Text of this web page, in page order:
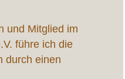
und Mitglied im
führe ich die
durch einen